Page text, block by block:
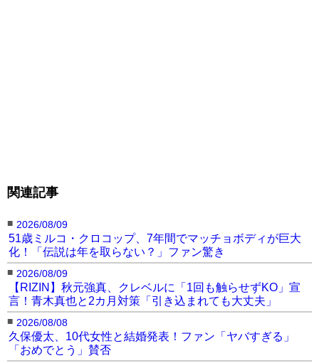
関連記事
■ 2026/08/09
51歳ミルコ・クロコップ、7年間でマッチョボディが巨大
化！「伝説は年を取らない？」ファン驚き
■ 2026/08/09
【RIZIN】秋元強真、クレベルに「1回も触らせずKO」宣
言！青木真也と2カ月対策「引き込まれても大丈夫」
■ 2026/08/08
久保優太、10代女性と結婚発表！ファン「ヤバすぎる」
「おめでとう」賛否